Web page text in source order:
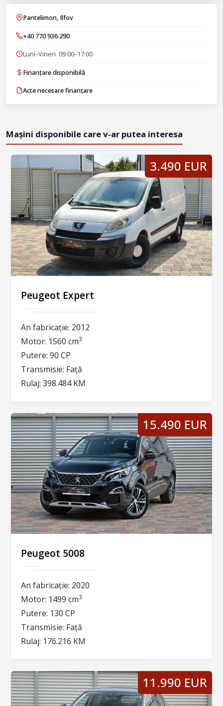
Pantelimon, Ilfov
+40 770 936 290
Luni–Vineri 09:00–17:00
Finanțare disponibilă
Acte necesare finanțare
Mașini disponibile care v-ar putea interesa
3.490 EUR
Peugeot Expert
An fabricație: 2012
Motor: 1560 cm3
Putere: 90 CP
Transmisie: Față
Rulaj: 398.484 KM
15.490 EUR
Peugeot 5008
An fabricație: 2020
Motor: 1499 cm3
Putere: 130 CP
Transmisie: Față
Rulaj: 176.216 KM
11.990 EUR